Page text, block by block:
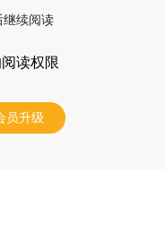
继续阅读
读权限
员升级